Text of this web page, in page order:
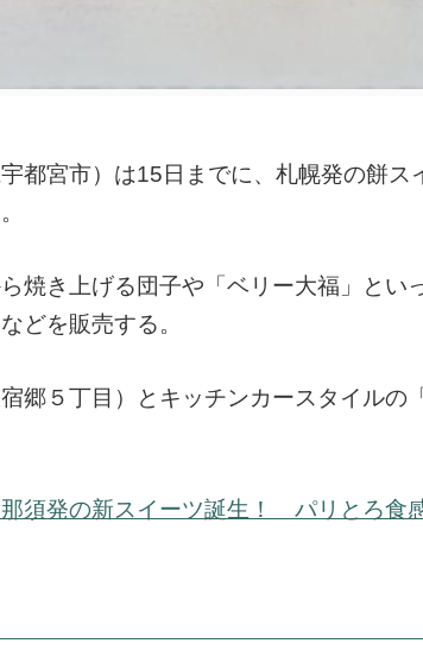
都宮市）は15日までに、札幌発の餅ス
焼き上げる団子や「ベリー大福」とい
どを販売する。
郷５丁目）とキッチンカースタイルの
須発の新スイーツ誕生！ パリとろ食